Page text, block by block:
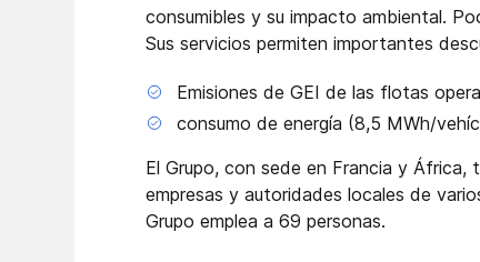
consumibles y su impacto ambiental.
Sus servicios permiten importantes
Emisiones de GEI de las flotas
consumo de energía (8,5 MWh/
El Grupo, con sede en Francia y
empresas y autoridades locales de
Grupo emplea a 69 personas.